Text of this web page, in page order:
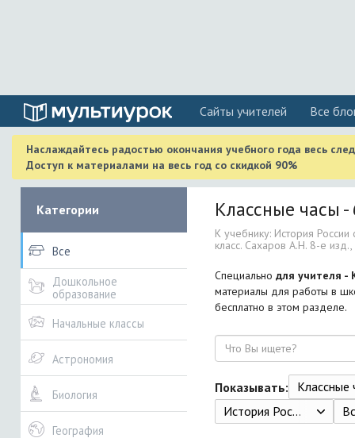
Cайты учителей Все
Наслаждайтесь радостью окончания учебного года весь
Доступ к материалами на весь год со скидкой 90%
Категории
Все
Дошкольное
образование
Начальные классы
Астрономия
Биология
География
Классные часы -
К учебнику: История
класс. Сахаров А.Н. 8-е
Специально для учителя -
материалы для работы в
бесплатно в этом разделе.
Поиск
Показывать:
Классные
История России с древнейших времен до конца XVI века. 6 класс. Сахаров А.Н. 8-е изд., дораб. - М.: 2010. - 240 с.